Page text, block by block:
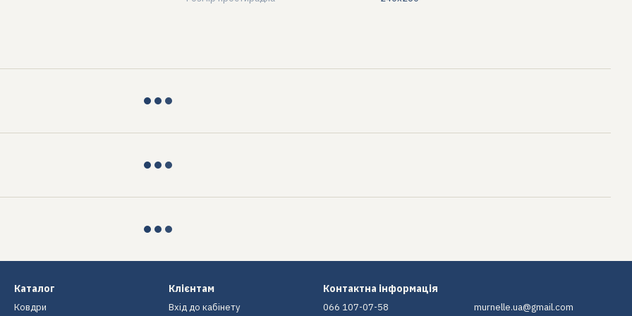
Каталог
Ковдри
Клієнтам
Вхід до кабінету
Контактна інформація
066 107-07-58 murnelle.ua@gmail.com